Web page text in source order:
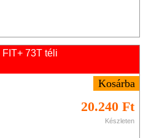
73T téli
20.240 Ft
Készleten